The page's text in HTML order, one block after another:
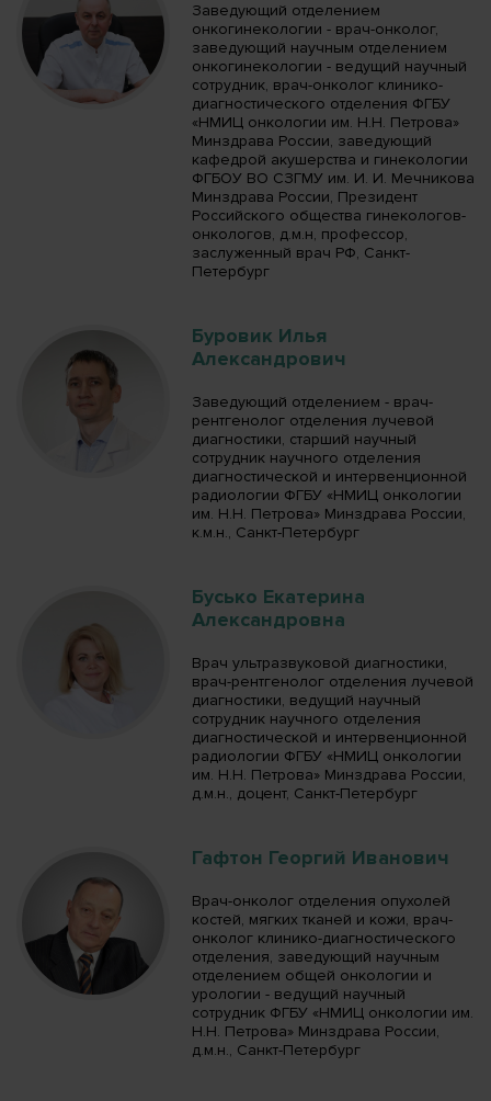
Заведующий отделением
онкогинекологии - врач-онколог,
заведующий научным отделением
онкогинекологии - ведущий научный
сотрудник, врач-онколог клинико-
диагностического отделения ФГБУ
«НМИЦ онкологии им. Н.Н. Петрова»
Минздрава России, заведующий
кафедрой акушерства и гинекологии
ФГБОУ ВО СЗГМУ им. И. И. Мечникова
Минздрава России, Президент
Российского общества гинекологов-
онкологов, д.м.н, профессор,
заслуженный врач РФ, Санкт-
Петербург
Буровик Илья
Александрович
Заведующий отделением - врач-
рентгенолог отделения лучевой
диагностики, старший научный
сотрудник научного отделения
диагностической и интервенционной
радиологии ФГБУ «НМИЦ онкологии
им. Н.Н. Петрова» Минздрава России,
к.м.н., Санкт-Петербург
Бусько Екатерина
Александровна
Врач ультразвуковой диагностики,
врач-рентгенолог отделения лучевой
диагностики, ведущий научный
сотрудник научного отделения
диагностической и интервенционной
радиологии ФГБУ «НМИЦ онкологии
им. Н.Н. Петрова» Минздрава России,
д.м.н., доцент, Санкт-Петербург
Гафтон Георгий Иванович
Врач-онколог отделения опухолей
костей, мягких тканей и кожи, врач-
онколог клинико-диагностического
отделения, заведующий научным
отделением общей онкологии и
урологии - ведущий научный
сотрудник ФГБУ «НМИЦ онкологии им.
Н.Н. Петрова» Минздрава России,
д.м.н., Санкт-Петербург